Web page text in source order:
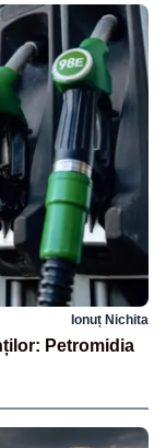
Ionuț Nichita
Petromidia